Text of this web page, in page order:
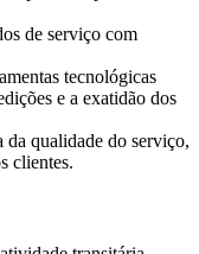
de serviço com
tecnológicas
e a exatidão dos
qualidade do serviço,
clientes.